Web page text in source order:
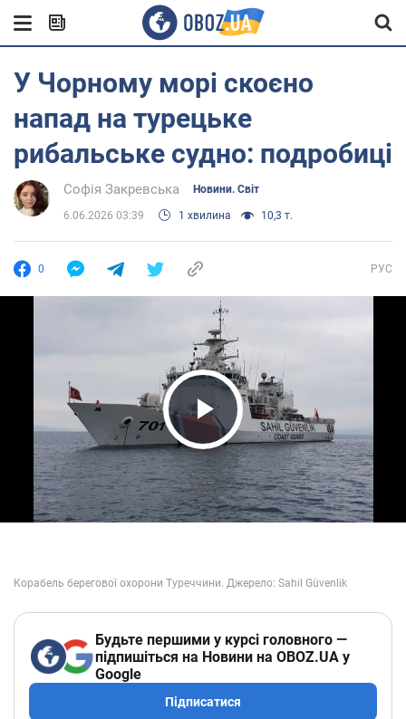
У Чорному морі скоєно
напад на турецьке
рибальське судно: подробиці
Софія Закревська Новини. Світ
6.06.2026 03:39 1 хвилина 10,3 т.
0 РУС
Play Video
Будьте першими у курсі головного —
підпишіться на Новини на OBOZ.UA у
Google
Підписатися